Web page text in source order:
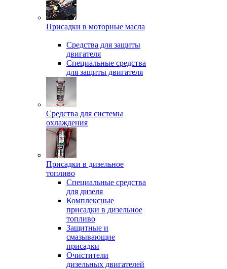
Присадки в моторные масла
Средства для защиты
двигателя
Специальныe средства
для защиты двигателя
Средства для системы
охлаждения
Присадки в дизельное
топливо
Спeциальные средства
для дизеля
Комплексные
присадки в дизельное
топливо
Защитные и
смазывающие
присадки
Очистители
дизельных двигателей